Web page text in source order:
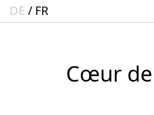
DE FR
Startseite
ACTO – Städte und
OberrheinCœur